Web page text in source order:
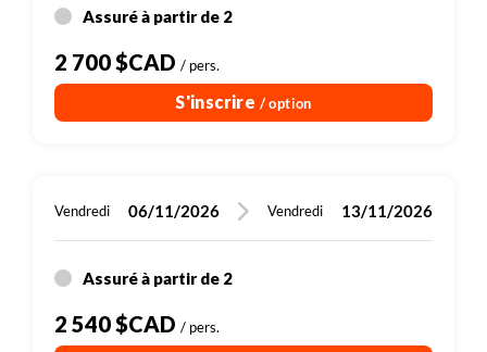
en campement
Plus de détails
Assuré à partir de 2
2 700 $CAD / pers.
S'inscrire / option
Vendredi 06/11/2026 Vendredi 13/11/2026
Assuré à partir de 2
2 540 $CAD / pers.